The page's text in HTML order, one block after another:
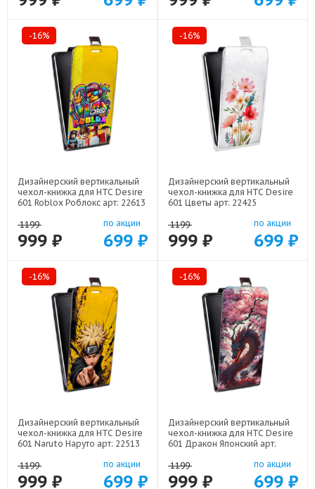
-16%
Дизайнерский вертикальный
чехол-книжка для HTC Desire
601 Roblox Роблокс арт: 22613
1199
999 ₽
по акции
699 ₽
-16%
Дизайнерский вертикальный
чехол-книжка для HTC Desire
601 Цветы арт: 22425
1199
999 ₽
по акции
699 ₽
-16%
Дизайнерский вертикальный
чехол-книжка для HTC Desire
601 Naruto Наруто арт: 22513
1199
999 ₽
по акции
699 ₽
-16%
Дизайнерский вертикальный
чехол-книжка для HTC Desire
601 Дракон Японский арт:
1199
999 ₽
по акции
699 ₽